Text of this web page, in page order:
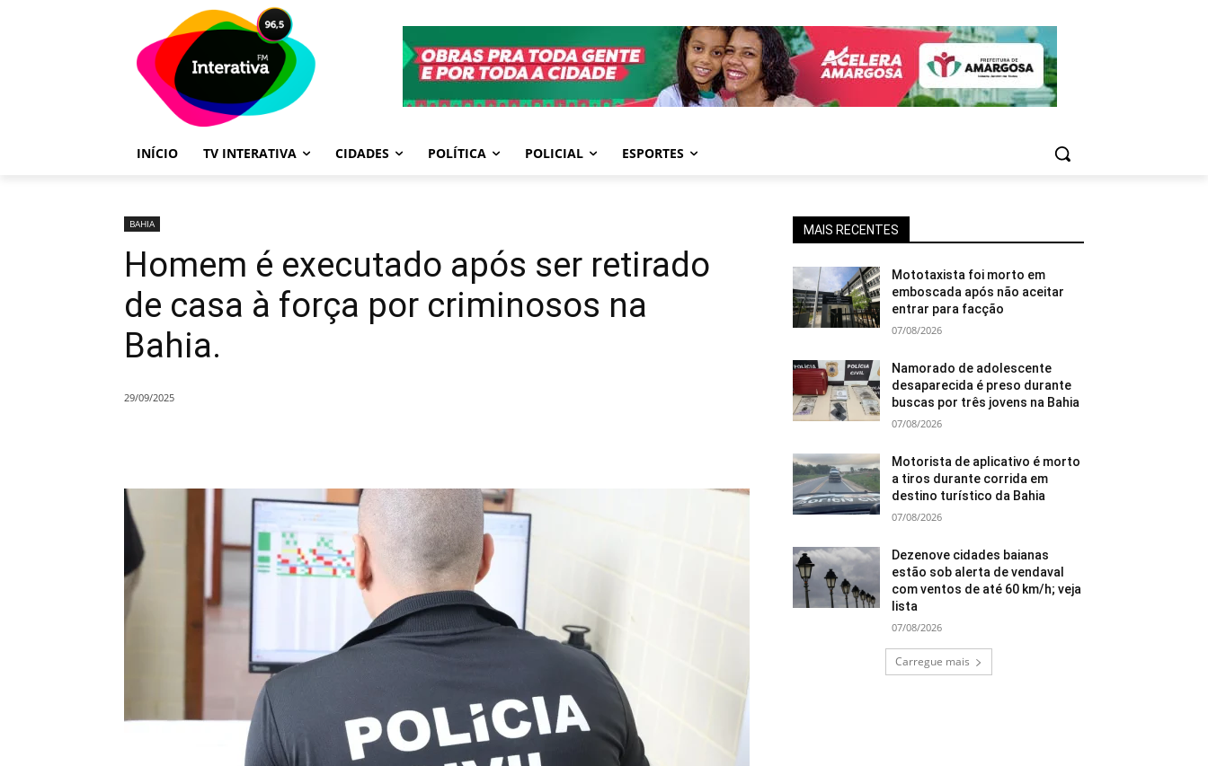
INÍCIO TV INTERATIVA CIDADES POLÍTICA POLICIAL ESPORTES
BAHIA
Homem é executado após ser retirado
de casa à força por criminosos na
Bahia.
29/09/2025
MAIS RECENTES
Mototaxista foi morto em
emboscada após não aceitar
entrar para facção
07/08/2026
Namorado de adolescente
desaparecida é preso durante
buscas por três jovens na Bahia
07/08/2026
Motorista de aplicativo é morto
a tiros durante corrida em
destino turístico da Bahia
07/08/2026
Dezenove cidades baianas
estão sob alerta de vendaval
com ventos de até 60 km/h; veja
lista
07/08/2026
Carregue mais